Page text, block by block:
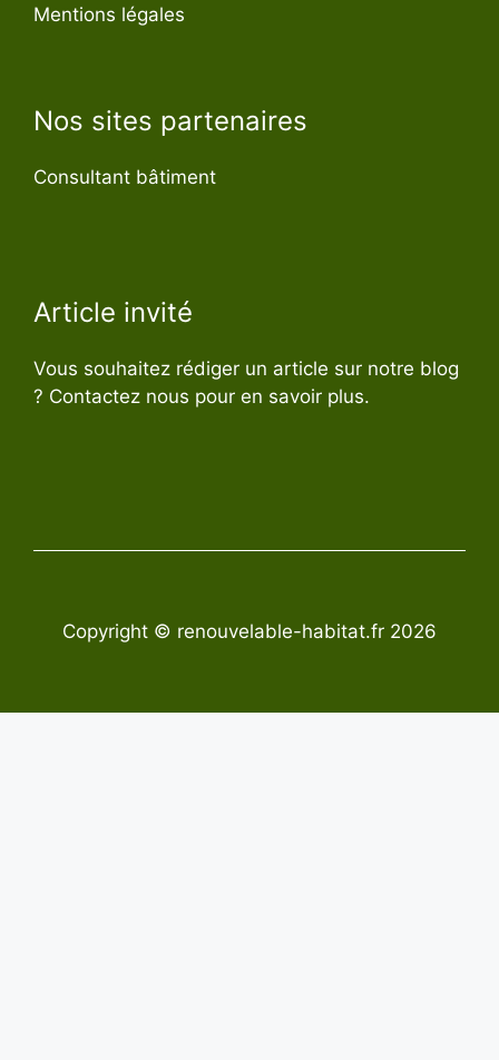
Mentions légales
Nos sites partenaires
Consultant bâtiment
Article invité
Vous souhaitez rédiger un article sur notre blog
? Contactez nous pour en savoir plus.
Copyright © renouvelable-habitat.fr 2026